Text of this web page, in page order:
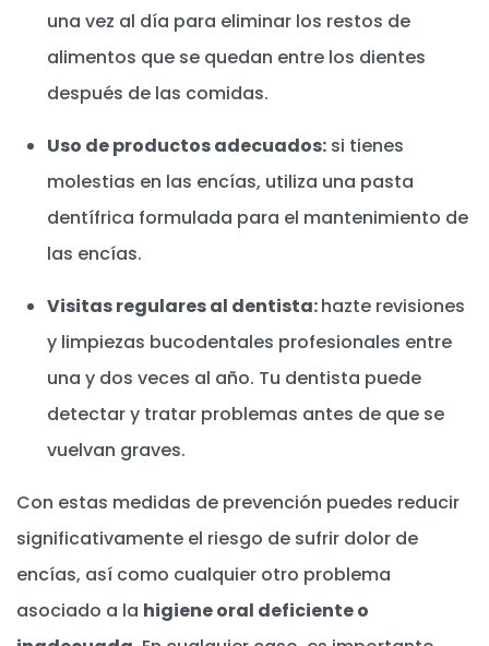
una vez al día para eliminar los restos de
alimentos que se quedan entre los dientes
después de las comidas.
Uso de productos adecuados: si tienes
molestias en las encías, utiliza una pasta
dentífrica formulada para el mantenimiento de
las encías.
Visitas regulares al dentista:hazte revisiones
y limpiezas bucodentales profesionales entre
una y dos veces al año. Tu dentista puede
detectar y tratar problemas antes de que se
vuelvan graves.
Con estas medidas de prevención puedes reducir
significativamente el riesgo de sufrir dolor de
encías, así como cualquier otro problema
asociado a la higiene oral deficiente o